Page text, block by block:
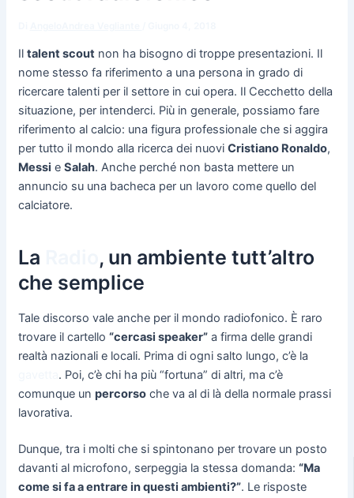
Il talent scoutnon ha bisogno di troppe presentazioni. Il
nome stesso fa riferimento a una persona in grado di
ricercare talenti per il settore in cui opera. Il Cecchetto della
situazione, per intenderci. Più in generale, possiamo fare
riferimento al calcio: una figura professionale che si aggira
per tutto il mondo alla ricerca dei nuovi Cristiano Ronaldo,
Messi e Salah. Anche perché non basta mettere un
annuncio su una bacheca per un lavoro come quello del
calciatore.
La
, un ambiente tutt’altro
che semplice
Tale discorso vale anche per il mondo radiofonico. È raro
trovare il cartello “cercasi speaker”a firma delle grandi
realtà nazionali e locali. Prima di ogni salto lungo, c’è la
. Poi, c’è chi ha più “fortuna” di altri, ma c’è
comunque un percorsoche va al di là della normale prassi
lavorativa.
Dunque, tra i molti che si spintonano per trovare un posto
davanti al microfono, serpeggia la stessa domanda: “Ma
come si fa a entrare in questi ambienti?”. Le risposte